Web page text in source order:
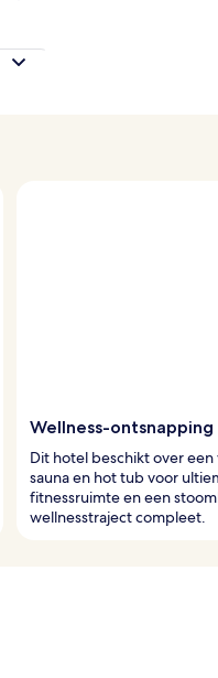
Wellness-ontsnapping
Dit hotel beschikt over
sauna en hot tub voor
fitnessruimte en een
wellnesstraject compleet.